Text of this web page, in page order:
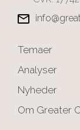
Temaer
Analyser
Nyheder
Om Greater